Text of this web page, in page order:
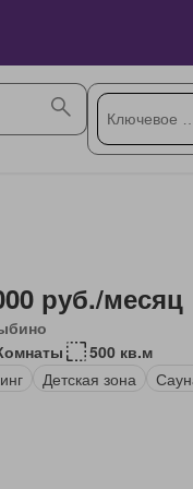
руб./месяц
500 кв.м
Детская зона